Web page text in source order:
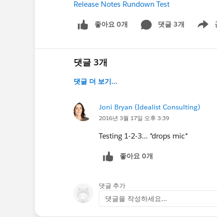
Release Notes Rundown Test
좋아요 0개 댓글 3개
Show
댓글 3개
댓글 더 보기...
Joni Bryan (Idealist Consulting)
2016년 3월 17일 오후 3:39
Testing 1-2-3... *drops mic*
좋아요 0개
댓글 추가
댓글을 작성하세요...